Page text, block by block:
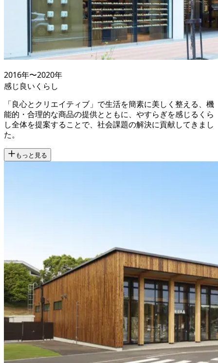
2016年〜2020年
感じ良いくらし
「良心とクリエイティブ」で生活を簡素に美しく整える、機
能的・合理的な商品の提供とともに、やすらぎを感じるくら
し全体を提案することで、社会課題の解決に貢献してきまし
た。
もっと見る